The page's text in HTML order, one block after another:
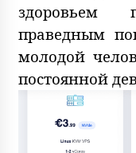
здоровьем
праведным
молодой
постоянной